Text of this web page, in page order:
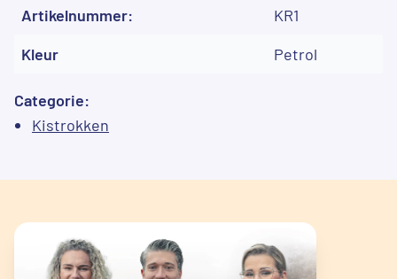
Artikelnummer:
KR1
Kleur
Petrol
Categorie:
Kistrokken